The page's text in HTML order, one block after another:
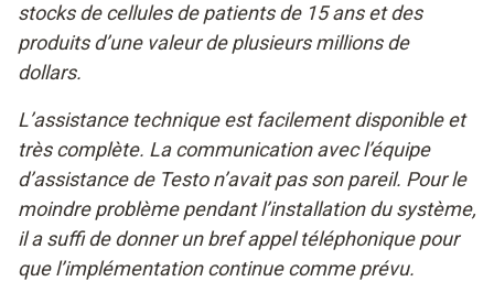
stocks de cellules de patients de 15 ans et des
produits d’une valeur de plusieurs millions de
dollars.
L’assistance technique est facilement disponible et
très complète. La communication avec l’équipe
d’assistance de Testo n’avait pas son pareil. Pour le
moindre problème pendant l’installation du système,
il a suffi de donner un bref appel téléphonique pour
que l’implémentation continue comme prévu.